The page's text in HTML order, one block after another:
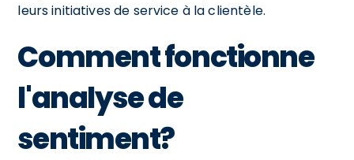
leurs initiatives de service à la clientèle.
Comment fonctionne
l'analyse de
sentiment?